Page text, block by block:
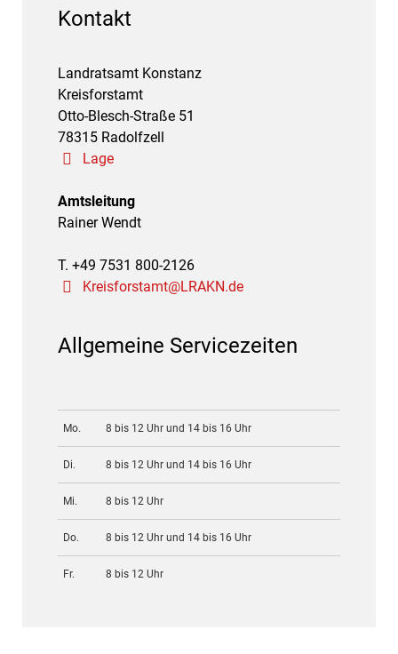
Kontakt
Landratsamt Konstanz
Kreisforstamt
Otto-Blesch-Straße 51
78315 Radolfzell
Lage
Amtsleitung
Rainer Wendt
T. +49 7531 800-2126
Kreisforstamt@LRAKN.de
Allgemeine Servicezeiten
Mo. 8 bis 12 Uhr und 14 bis 16 Uhr
Di. 8 bis 12 Uhr und 14 bis 16 Uhr
Mi. 8 bis 12 Uhr
Do. 8 bis 12 Uhr und 14 bis 16 Uhr
Fr. 8 bis 12 Uhr